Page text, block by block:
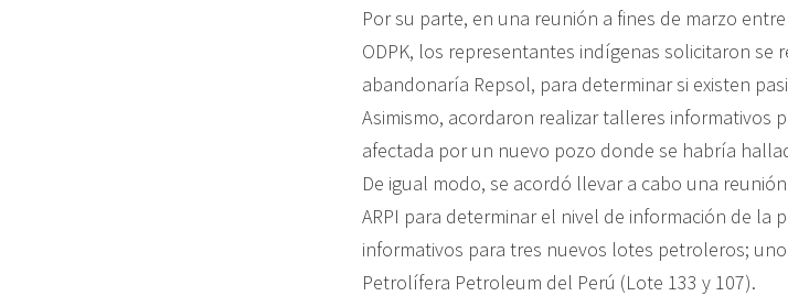
Por su parte, en una reunión a fines de marzo
ODPK, los representantes indígenas solicitaron se
abandonaría Repsol, para determinar si existen
Asimismo, acordaron realizar talleres informativos
afectada por un nuevo pozo donde se habría
De igual modo, se acordó llevar a cabo una
ARPI para determinar el nivel de información de la
informativos para tres nuevos lotes petroleros;
Petrolífera Petroleum del Perú (Lote 133 y 107).